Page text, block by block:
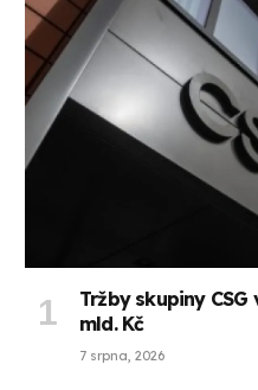
Tržby skupiny
mld. Kč
7 srpna, 2026